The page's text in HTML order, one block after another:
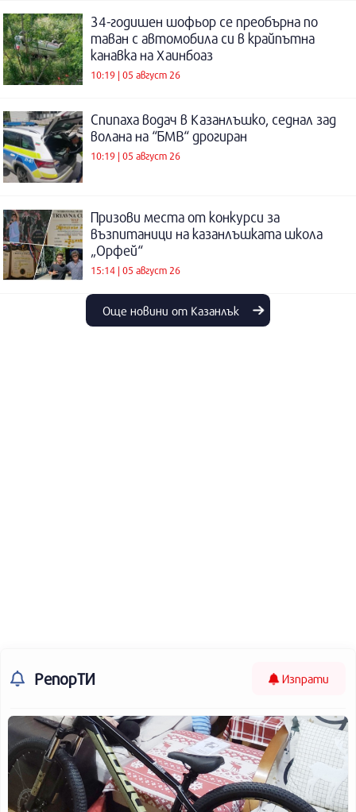
34-годишен шофьор се преобърна по
таван с автомобила си в крайпътна
канавка на Хаинбоаз
10:19 | 05 август 26
Спипаха водач в Казанлъшко, седнал зад
волана на “БМВ“ дрогиран
10:19 | 05 август 26
Призови места от конкурси за
възпитаници на казанлъшката школа
„Орфей“
15:14 | 05 август 26
Още новини от Казанлък
РепорТИ Изпрати